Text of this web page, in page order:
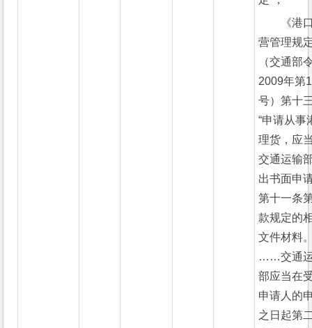
《港
营管理规
（交通部
2009年第
号）第十
“申请从事
理货，应
交通运输
出书面申
第十一条
款规定的
文件材料
……交通
部应当在
申请人的
之日起第